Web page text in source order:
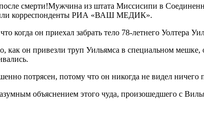
Мужчина из штата Миссисипи в
корреспонденты РИА «ВАШ МЕДИК».
когда он приехал забрать тело 78-летнего Уолтера
как он привезли труп Уильямса в специальном
потрясен, потому что он никогда не видел ничего
объяснением этого чуда, произошедшего с